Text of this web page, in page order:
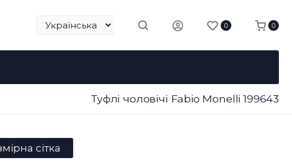
0 0
Туфлі чоловічі Fabio Monelli 199643
сітка